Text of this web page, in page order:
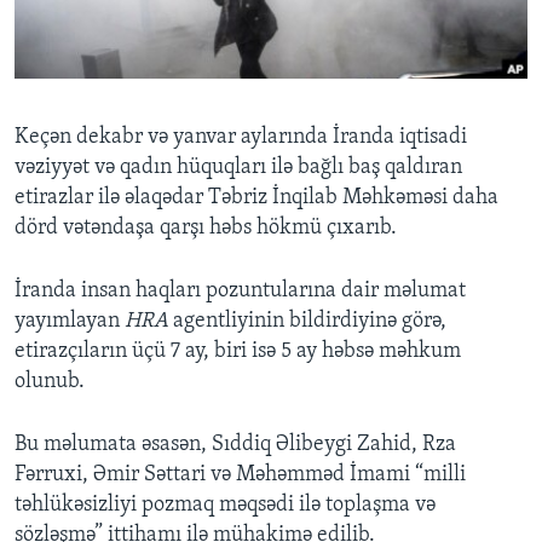
BIZI IZLƏYIN
Dillər
Keçən dekabr və yanvar aylarında İranda iqtisadi
vəziyyət və qadın hüquqları ilə bağlı baş qaldıran
etirazlar ilə əlaqədar Təbriz İnqilab Məhkəməsi daha
dörd vətəndaşa qarşı həbs hökmü çıxarıb.
İranda insan haqları pozuntularına dair məlumat
yayımlayan HRA agentliyinin bildirdiyinə görə,
etirazçıların üçü 7 ay, biri isə 5 ay həbsə məhkum
olunub.
Bu məlumata əsasən, Sıddiq Əlibeygi Zahid, Rza
Fərruxi, Əmir Səttari və Məhəmməd İmami “milli
təhlükəsizliyi pozmaq məqsədi ilə toplaşma və
sözləşmə” ittihamı ilə mühakimə edilib.